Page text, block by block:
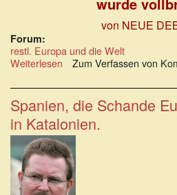
von NEUE
Forum:
restl. Europa und die Welt
Weiterlesen über
Konflikt:
Die
Ungerechtigkeit
wurde
vollbracht!
Zum Verfassen von
Spanien, die Schande
in Katalonien.